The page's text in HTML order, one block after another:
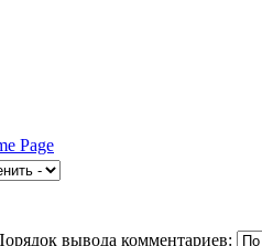
вывода комментариев: